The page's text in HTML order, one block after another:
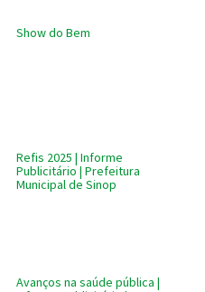
Show do Bem
Refis 2025 | Informe
Publicitário | Prefeitura
Municipal de Sinop
Avanços na saúde pública |